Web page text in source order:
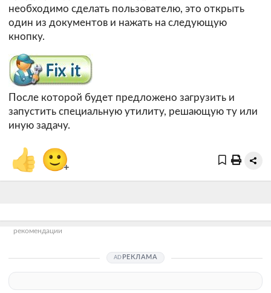
необходимо сделать пользователю, это открыть
один из документов и нажать на следующую
кнопку.
После которой будет предложено загрузить и
запустить специальную утилиту, решающую ту или
иную задачу.
👍 🙂+
рекомендации
РЕКЛАМА